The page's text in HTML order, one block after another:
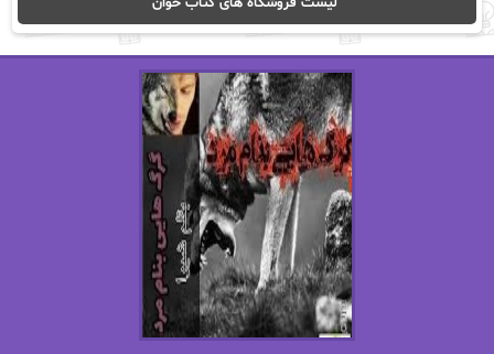
اریک مورگنشترن از نیلوفر لاری
استل مسکم
اصغر زاده
اکرم محمدی
الف صاد
الکساندر دوما
الناز پاکپور‌